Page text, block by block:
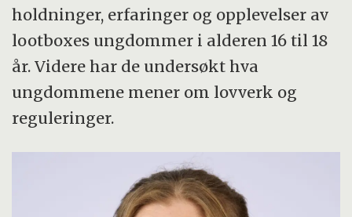
holdninger, erfaringer og opplevelser av
lootboxes ungdommer i alderen 16 til 18
år. Videre har de undersøkt hva
ungdommene mener om lovverk og
reguleringer.